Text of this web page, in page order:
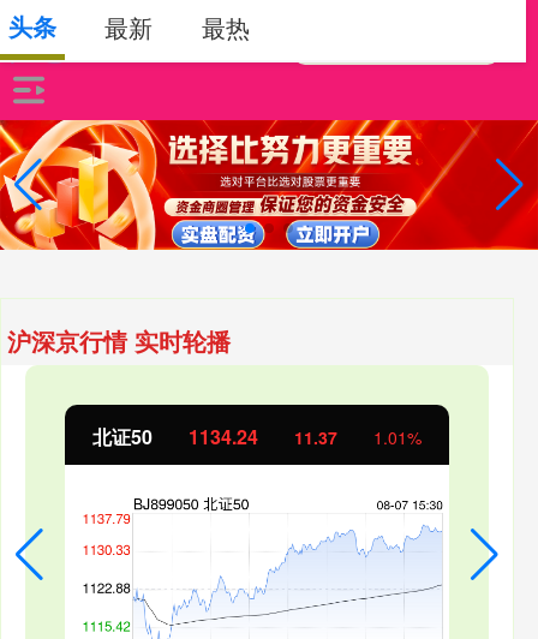
沪深京行情 实时轮播
北证50 1134.24 11.37 1.01%
头条 最新 最热